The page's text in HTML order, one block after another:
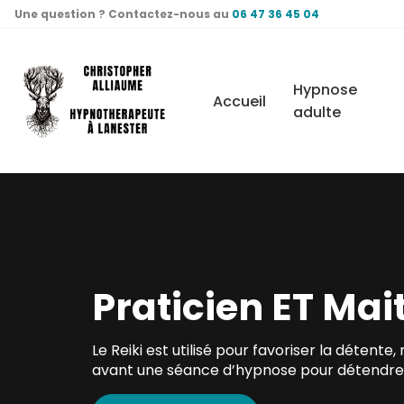
Accueil
Hypnose
adulte
Praticien ET
Le Reiki est utilisé pour favoriser la
avant une séance d’hypnose pour
Une question ? Contactez-nous au 06 47 36 45 04
Panneau de gestion des cookies